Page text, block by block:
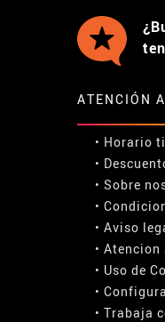
ATENCIÓN
• Horario
•
• Sobre
•
• Aviso
•
• Uso de
•
• Trabaja